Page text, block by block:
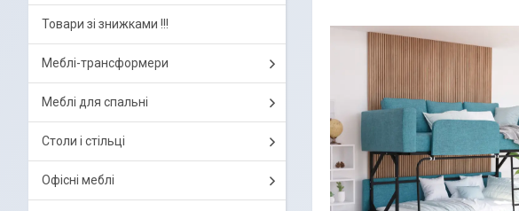
Товари зі знижками !!!
Меблі-трансформери
Меблі для спальні
Столи і стільці
Офісні меблі